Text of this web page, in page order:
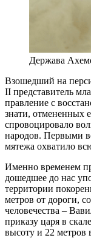
Держава
Взошедший на
II представитель
правление с
знати, отмененных
спровоцировало
народов. Первыми
мятежа охватило
Именно временем
дошедшее до нас
территории
метров от дороги,
человечества –
приказу царя в
высоту и 22 метров